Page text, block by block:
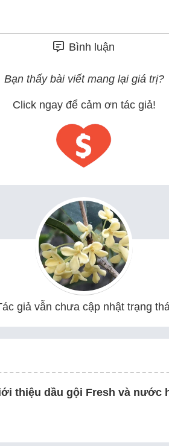
Bình luận
Bạn thấy bài viết mang lại giá trị?
Click ngay để cảm ơn tác giả!
giả vẫn chưa cập nhật trạng
thiệu dầu gội Fresh và